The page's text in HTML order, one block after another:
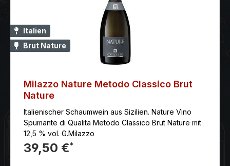
Italien
Brut Nature
Milazzo Nature Metodo Classico Brut
Nature
Italienischer Schaumwein aus Sizilien. Nature Vino
Spumante di Qualita Metodo Classico Brut Nature mit
12,5 % vol. G.Milazzo
39,50 €*